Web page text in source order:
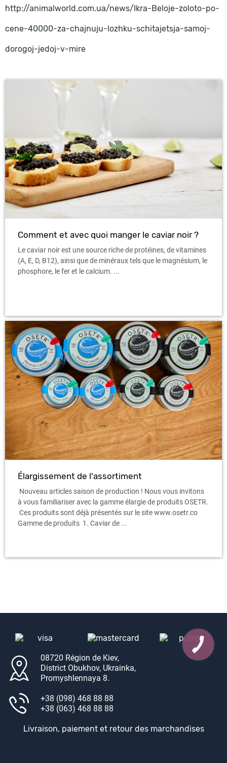
http://animalworld.com.ua/news/Ikra-Beloje-zoloto-po-
cene-40000-za-chajnuju-lozhku-schitajetsja-samoj-
dorogoj-jedoj-v-mire
Comment et avec quoi manger le caviar noir ?
Le caviar noir est une source riche de protéines, de vitamines
(A, E, D, B12), ainsi que de minéraux tels que le magnésium, le
phosphore, le fer et le calcium. ...
Élargissement de l'assortiment
Nouveau articles saison de production ! Nous vous invitons
à vous familiariser avec la gamme élargie de produits OSETR.
Ces produits sont déjà présentés sur le site www.osetr.co
Gamme de produits 1. Caviar de ...
08720 Région de Kiev,
District Obukhov, Ukrainka,
Promyshlennaya 8.
+38 (098) 468 88 88
+38 (063) 468 88 88
Livraison, paiement et retour des marchandises